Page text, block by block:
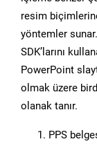
resim
yöntemler sunar.
SDK’larını
PowerPoint
olmak üzere
olanak tanır.
PPS